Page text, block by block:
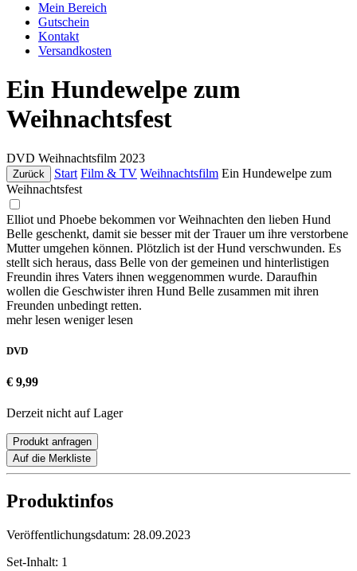
Mein Bereich
Gutschein
Kontakt
Versandkosten
Ein Hundewelpe zum
Weihnachtsfest
DVD Weihnachtsfilm 2023
Zurück Start Film & TV Weihnachtsfilm Ein Hundewelpe zum
Weihnachtsfest
Elliot und Phoebe bekommen vor Weihnachten den lieben Hund
Belle geschenkt, damit sie besser mit der Trauer um ihre verstorbene
Mutter umgehen können. Plötzlich ist der Hund verschwunden. Es
stellt sich heraus, dass Belle von der gemeinen und hinterlistigen
Freundin ihres Vaters ihnen weggenommen wurde. Daraufhin
wollen die Geschwister ihren Hund Belle zusammen mit ihren
Freunden unbedingt retten.
mehr lesen weniger lesen
DVD
€ 9,99
Derzeit nicht auf Lager
Produkt anfragen
Auf die Merkliste
Produktinfos
Veröffentlichungsdatum: 28.09.2023
Set-Inhalt: 1